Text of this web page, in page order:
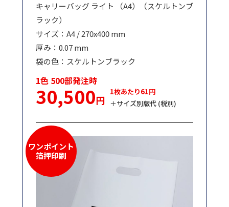
キャリーバッグ ライト （A4）（スケルトンブ
ラック）
サイズ：A4 / 270x400 mm
厚み：0.07 mm
袋の色：スケルトンブラック
1色 500部発注時
30,500円
1枚あたり61円
＋サイズ別版代 (税別)
ワンポイント
箔押印刷